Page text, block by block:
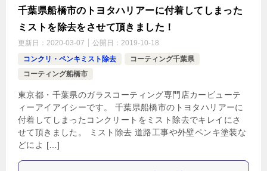
千葉県船橋市のトヨタハリアーに付着してしまった
ミストを除去をさせて頂きました！
更新日： 2020-03-07 公開日： 2019-10-18
コンクリ・ペンキミスト除去
コーティング千葉県
コーティング船橋市
東京都・千葉県のガラスコーティング専門店カービューテ
ィーアイアイシーです。 千葉県船橋市のトヨタハリアーに
付着してしまったコンクリートをミスト除去でキレイにさ
せて頂きました。 ミスト除去 道路工事や外壁ペンキ塗装な
どによ […]